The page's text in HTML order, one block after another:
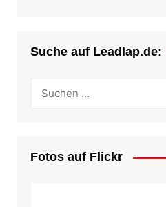
Suche auf Leadlap.de:
Fotos auf Flickr